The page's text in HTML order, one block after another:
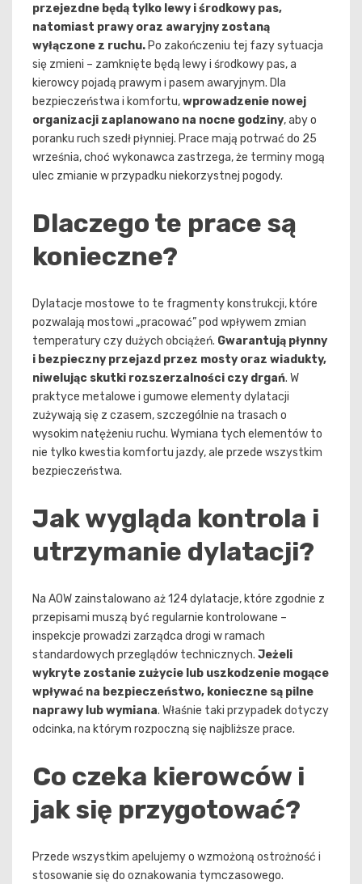
przejezdne będą tylko lewy i środkowy pas,
natomiast prawy oraz awaryjny zostaną
wyłączone z ruchu. Po zakończeniu tej fazy sytuacja
się zmieni – zamknięte będą lewy i środkowy pas, a
kierowcy pojadą prawym i pasem awaryjnym. Dla
bezpieczeństwa i komfortu,wprowadzenie nowej
organizacji zaplanowano na nocne godziny, aby o
poranku ruch szedł płynniej. Prace mają potrwać do 25
września, choć wykonawca zastrzega, że terminy mogą
ulec zmianie w przypadku niekorzystnej pogody.
Dlaczego te prace są
konieczne?
Dylatacje mostowe to te fragmenty konstrukcji, które
pozwalają mostowi „pracować” pod wpływem zmian
temperatury czy dużych obciążeń. Gwarantują płynny
i bezpieczny przejazd przez mosty oraz wiadukty,
niwelując skutki rozszerzalności czy drgań. W
praktyce metalowe i gumowe elementy dylatacji
zużywają się z czasem, szczególnie na trasach o
wysokim natężeniu ruchu. Wymiana tych elementów to
nie tylko kwestia komfortu jazdy, ale przede wszystkim
bezpieczeństwa.
Jak wygląda kontrola i
utrzymanie dylatacji?
Na AOW zainstalowano aż 124 dylatacje, które zgodnie z
przepisami muszą być regularnie kontrolowane –
inspekcje prowadzi zarządca drogi w ramach
standardowych przeglądów technicznych. Jeżeli
wykryte zostanie zużycie lub uszkodzenie mogące
wpływać na bezpieczeństwo, konieczne są pilne
naprawy lub wymiana. Właśnie taki przypadek dotyczy
odcinka, na którym rozpoczną się najbliższe prace.
Co czeka kierowców i
jak się przygotować?
Przede wszystkim apelujemy o wzmożoną ostrożność i
stosowanie się do oznakowania tymczasowego.